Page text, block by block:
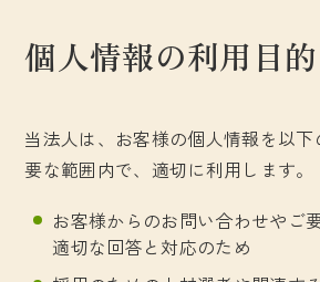
個人情報の利用目的
当法人は、お客様の個人情報を以
要な範囲内で、適切に利用します。
お客様からのお問い合わせやご
適切な回答と対応のため